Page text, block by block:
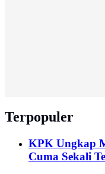
Terpopuler
KPK Ungkap
Cuma Sekali